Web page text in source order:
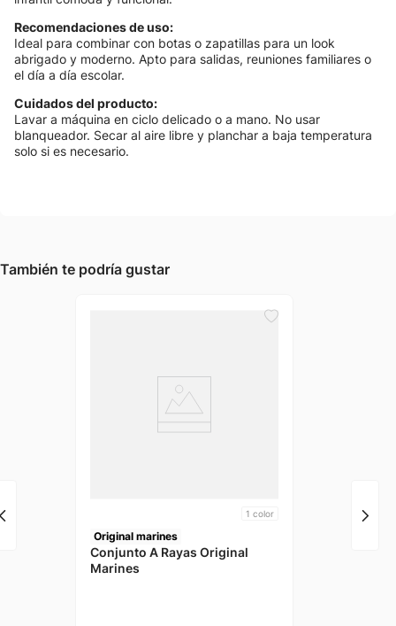
Recomendaciones de uso:
Ideal para combinar con botas o zapatillas para un look
abrigado y moderno. Apto para salidas, reuniones familiares o
el día a día escolar.
Cuidados del producto:
Lavar a máquina en ciclo delicado o a mano. No usar
blanqueador. Secar al aire libre y planchar a baja temperatura
solo si es necesario.
También te podría gustar
1 color
Original marines
Conjunto A Rayas Original
Marines